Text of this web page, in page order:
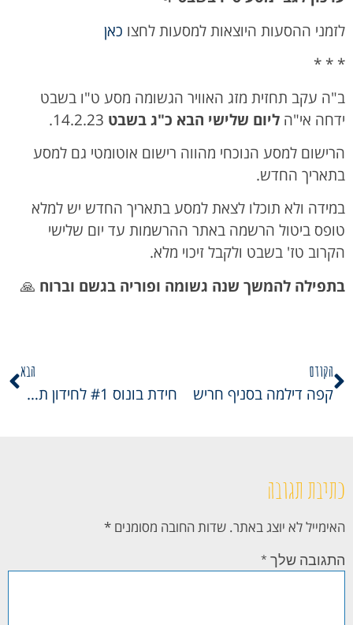
לזמני ההסעות היוצאות למסעות לחצו כאן
* * *
ב"ה עקב תחזית מזג האוויר הגשומה מסע ט"ו בשבט
ידחה אי"ה ליום שלישי הבא כ"ג בשבט
הרישום למסע הנוכחי מהווה רישום אוטומטי גם למסע
בתאריך החדש.
במידה ולא תוכלו לצאת למסע בתאריך החדש יש למלא
טופס ביטול הרשמה באתר ההרשמות עד יום שלישי
הקרוב טז' בשבט ולקבל זיכוי מלא.
בתפילה להמשך שנה גשומה ופוריה בגשם וברוח 🙏
הקודם
קפה דילמה בסניף חריש
הבא
חידת בונוס #1 לחידון תנך התשפג
כתיבת תגובה
האימייל לא יוצג באתר. שדות החובה מסומנים *
התגובה שלך *